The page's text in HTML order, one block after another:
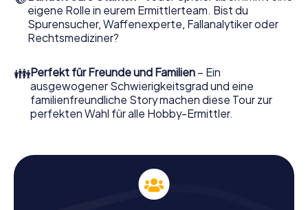
Nun fehlt Ihnen nur noch eine Kleinigkeit, um mit Ihren
Ermittlungen in Füssen zu starten: Ihr Ticketcode! Ordern
Jetzt starten Sie Ihren Online-Browser, geben Ihren Code
ein – und sind startklar!
Worauf warten Sie noch? Füssen zählt auf Sie!
eigene Rolle in eurem Ermittlerteam. Bist du
Spurensucher, Waffenexperte, Fallanalytiker oder
Rechtsmediziner?
👪Perfekt für Freunde und Familien – Ein
ausgewogener Schwierigkeitsgrad und eine
familienfreundliche Story machen diese Tour zur
perfekten Wahl für alle Hobby-Ermittler.